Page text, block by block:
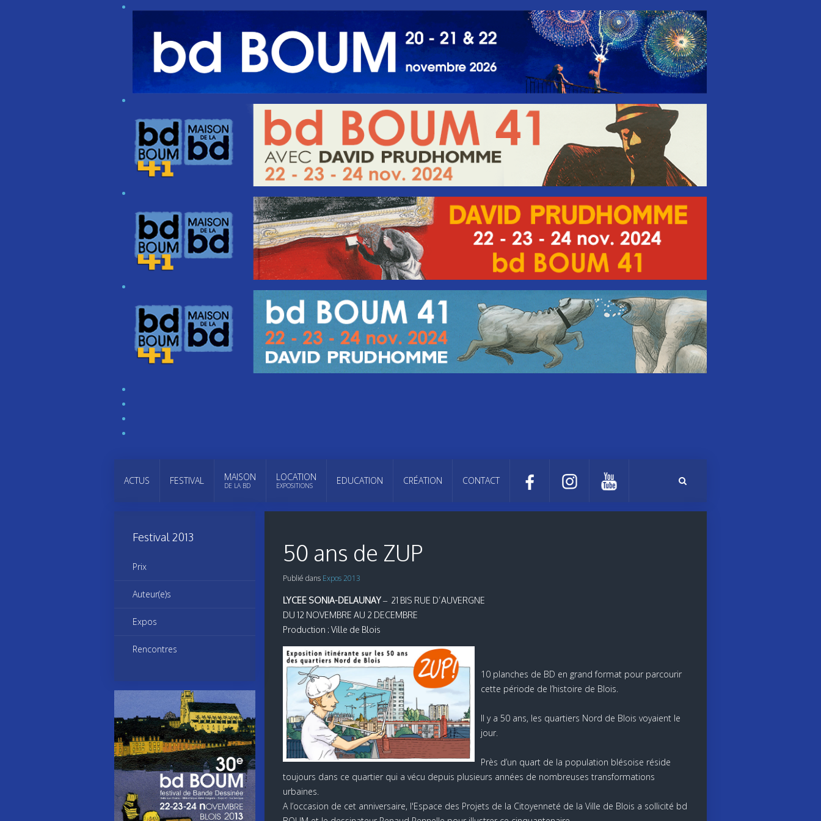
ACTUS FESTIVAL MAISON
DE LA BD
LOCATION
EXPOSITIONS EDUCATION CRÉATION CONTACT
50 ans de ZUP
Publié dans Expos 2013
LYCEE SONIA-DELAUNAY– 21 BIS RUE D’AUVERGNE
DU 12 NOVEMBRE AU 2 DECEMBRE
Production : Ville de Blois
10 planches de BD en grand format pour parcourir
cette période de l’histoire de Blois.
Il y a 50 ans, les quartiers Nord de Blois voyaient le
jour.
Près d’un quart de la population blésoise réside
toujours dans ce quartier qui a vécu depuis plusieurs années de nombreuses transformations
urbaines.
A l’occasion de cet anniversaire, l'Espace des Projets de la Citoyenneté de la Ville de Blois a sollicité bd
Festival 2013
Prix
Auteur(e)s
Expos
Rencontres